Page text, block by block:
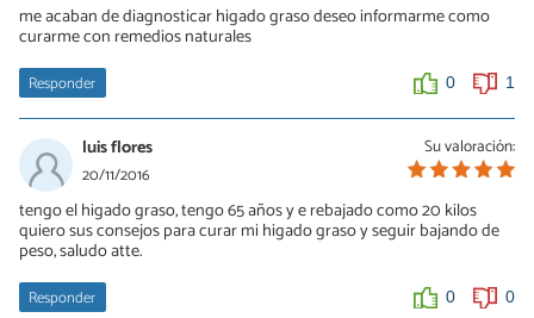
me acaban de diagnosticar higado graso deseo informarme como
curarme con remedios naturales
Responder 0 1
Su valoración:
luis flores
20/11/2016
tengo el higado graso, tengo 65 años y e rebajado como 20 kilos
quiero sus consejos para curar mi higado graso y seguir bajando de
peso, saludo atte.
Responder 0 0